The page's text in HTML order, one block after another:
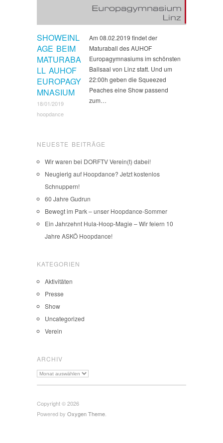
SHOWEINL
AGE BEIM
MATURABA
LL AUHOF
EUROPAGY
MNASIUM
18/01/2019
hoopdance
Am 08.02.2019 findet der
Maturaball des AUHOF
Europagymnasiums im schönsten
Ballsaal von Linz statt. Und um
22:00h geben die Squeezed
Peaches eine Show passend
zum…
NEUESTE BEITRÄGE
Wir waren bei DORFTV Verein(t) dabei!
Neugierig auf Hoopdance? Jetzt kostenlos
Schnuppern!
60 Jahre Gudrun
Bewegt im Park – unser Hoopdance-Sommer
Ein Jahrzehnt Hula-Hoop-Magie – Wir feiern 10
Jahre ASKÖ Hoopdance!
KATEGORIEN
Aktivitäten
Presse
Show
Uncategorized
Verein
ARCHIV
Archiv
Copyright © 2026
Powered by Oxygen Theme